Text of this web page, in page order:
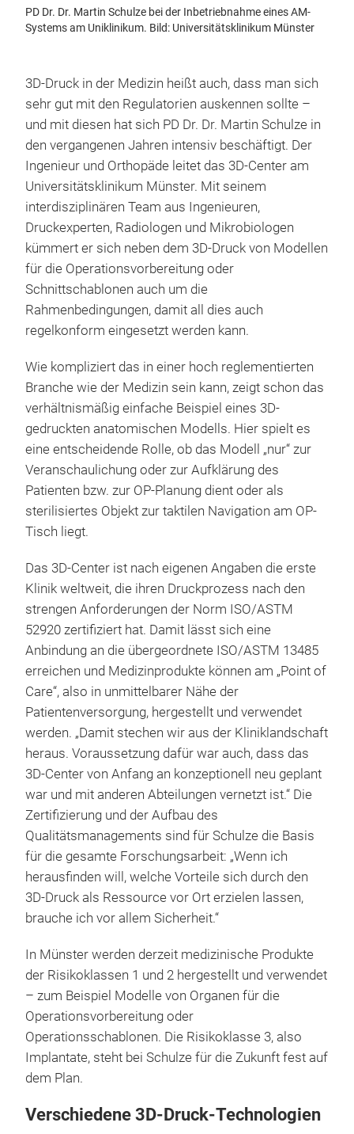
PD Dr. Dr. Martin Schulze bei der Inbetriebnahme eines AM-
Systems am Uniklinikum. Bild: Universitätsklinikum Münster
3D-Druck in der Medizin heißt auch, dass man sich
sehr gut mit den Regulatorien auskennen sollte –
und mit diesen hat sich PD Dr. Dr. Martin Schulze in
den vergangenen Jahren intensiv beschäftigt. Der
Ingenieur und Orthopäde leitet das 3D-Center am
Universitätsklinikum Münster. Mit seinem
interdisziplinären Team aus Ingenieuren,
Druckexperten, Radiologen und Mikrobiologen
kümmert er sich neben dem 3D-Druck von Modellen
für die Operationsvorbereitung oder
Schnittschablonen auch um die
Rahmenbedingungen, damit all dies auch
regelkonform eingesetzt werden kann.
Wie kompliziert das in einer hoch reglementierten
Branche wie der Medizin sein kann, zeigt schon das
verhältnismäßig einfache Beispiel eines 3D-
gedruckten anatomischen Modells. Hier spielt es
eine entscheidende Rolle, ob das Modell „nur“ zur
Veranschaulichung oder zur Aufklärung des
Patienten bzw. zur OP-Planung dient oder als
sterilisiertes Objekt zur taktilen Navigation am OP-
Tisch liegt.
Das 3D-Center ist nach eigenen Angaben die erste
Klinik weltweit, die ihren Druckprozess nach den
strengen Anforderungen der Norm ISO/ASTM
52920 zertifiziert hat. Damit lässt sich eine
Anbindung an die übergeordnete ISO/ASTM 13485
erreichen und Medizinprodukte können am „Point of
Care“, also in unmittelbarer Nähe der
Patientenversorgung, hergestellt und verwendet
werden. „Damit stechen wir aus der Kliniklandschaft
heraus. Voraussetzung dafür war auch, dass das
3D-Center von Anfang an konzeptionell neu geplant
war und mit anderen Abteilungen vernetzt ist.“ Die
Zertifizierung und der Aufbau des
Qualitätsmanagements sind für Schulze die Basis
für die gesamte Forschungsarbeit: „Wenn ich
herausfinden will, welche Vorteile sich durch den
3D-Druck als Ressource vor Ort erzielen lassen,
brauche ich vor allem Sicherheit.“
In Münster werden derzeit medizinische Produkte
der Risikoklassen 1 und 2 hergestellt und verwendet
– zum Beispiel Modelle von Organen für die
Operationsvorbereitung oder
Operationsschablonen. Die Risikoklasse 3, also
Implantate, steht bei Schulze für die Zukunft fest auf
dem Plan.
Verschiedene 3D-Druck-Technologien